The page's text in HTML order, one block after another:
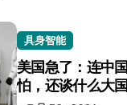
具身智能
美国急了：连中
怕，还谈什么大